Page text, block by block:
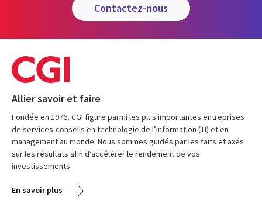
contactez-nous
Allier savoir et faire
Fondée en 1976, CGI figure parmi les plus importantes entreprises
de services-conseils en technologie de l’information (TI) et en
management au monde. Nous sommes guidés par les faits et axés
sur les résultats afin d’accélérer le rendement de vos
investissements.
En savoir plus